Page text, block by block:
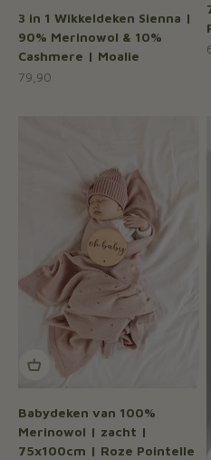
3 in 1 Wikkeldeken Sienna |
90% Merinowol & 10%
Cashmere | Moalie
Aanbiedingsprijs
79,90
Babydeken van 100%
Merinowol | zacht |
75x100cm | Roze Pointelle